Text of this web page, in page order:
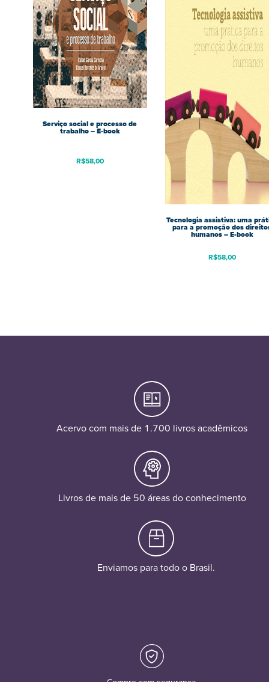
Serviço social e processo de
trabalho – E-book
R$58,00
Tecnologia assistiva: uma
para a promoção dos
humanos – E-book
R$58,00
Acervo com mais de 1.700 livros acadêmicos
Livros de mais de 50 áreas do conhecimento
Enviamos para todo o Brasil.